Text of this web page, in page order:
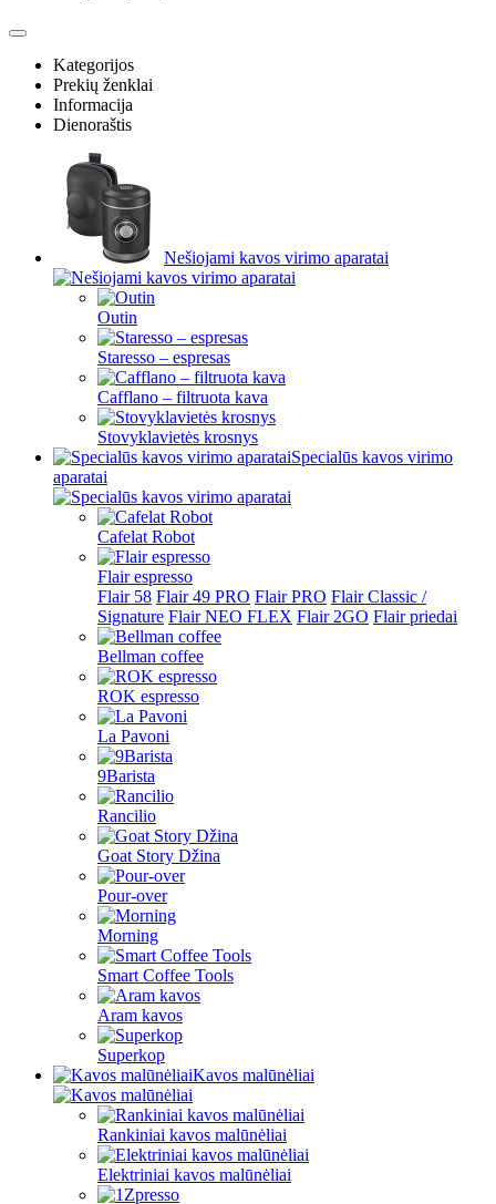
Kategorijos
Prekių ženklai
Informacija
Dienoraštis
Nešiojami kavos virimo aparatai
Outin
Staresso – espresas
Cafflano – filtruota kava
Stovyklavietės krosnys
Specialūs kavos virimo
aparatai
Cafelat Robot
Flair espresso
Flair 58 Flair 49 PRO Flair PRO Flair Classic /
Signature Flair NEO FLEX Flair 2GO Flair priedai
Bellman coffee
ROK espresso
La Pavoni
9Barista
Rancilio
Goat Story Džina
Pour-over
Morning
Smart Coffee Tools
Aram kavos
Superkop
Kavos malūnėliai
Rankiniai kavos malūnėliai
Elektriniai kavos malūnėliai